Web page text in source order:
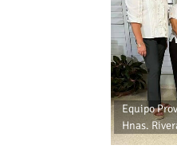
Equipo
Hnas.